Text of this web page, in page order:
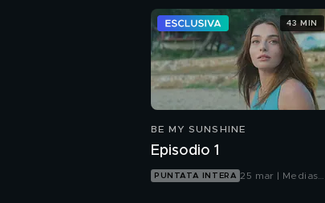
BE MY SUNSHINE
Episodio 1
PUNTATA INTERA 25 mar | Mediaset
43 MIN